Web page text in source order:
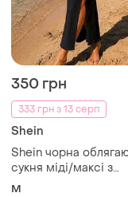
350 грн
333 грн з 13 серп
Shein
Shein чорна
сукня міді/максі з
декоративними
M